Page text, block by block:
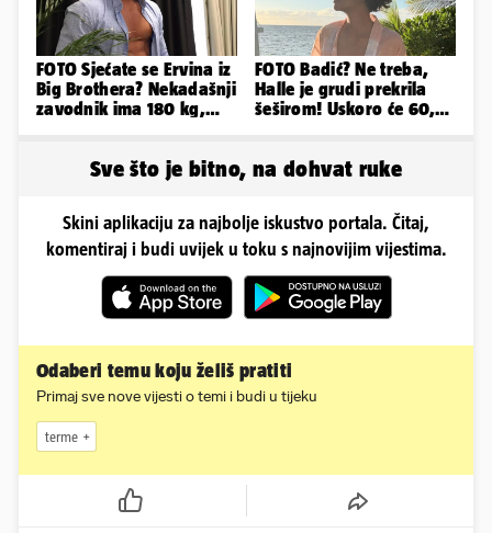
FOTO Sjećate se Ervina iz
Big Brothera? Nekadašnji
zavodnik ima 180 kg,
FOTO Badić? Ne treba,
Halle je grudi prekrila
šeširom! Uskoro će 60,
Sve što je bitno, na dohvat ruke
Skini aplikaciju za najbolje iskustvo portala. Čitaj,
komentiraj i budi uvijek u toku s najnovijim vijestima.
Odaberi temu koju želiš pratiti
Primaj sve nove vijesti o temi i budi u tijeku
terme